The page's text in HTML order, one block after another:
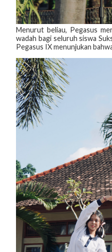
Menurut beliau, Pegasus
wadah bagi seluruh siswa
Pegasus IX menunjukan